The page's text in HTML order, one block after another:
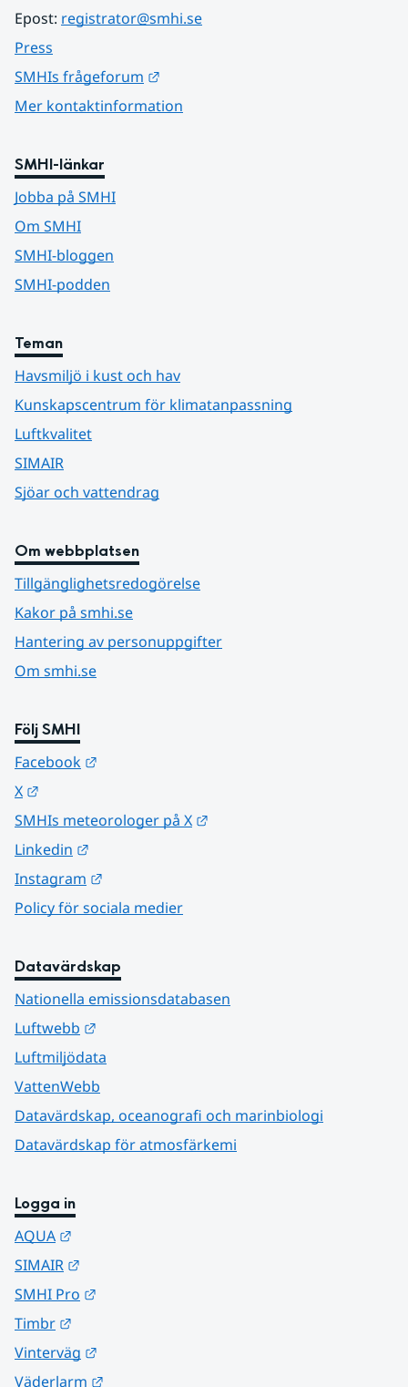
Epost: registrator@smhi.se
Press
SMHIs frågeforum
Mer kontaktinformation
SMHI-länkar
Jobba på SMHI
Om SMHI
SMHI-bloggen
SMHI-podden
Teman
Havsmiljö i kust och hav
Kunskapscentrum för klimatanpassning
Luftkvalitet
SIMAIR
Sjöar och vattendrag
Om webbplatsen
Tillgänglighetsredogörelse
Kakor på smhi.se
Hantering av personuppgifter
Om smhi.se
Följ SMHI
Facebook
X
SMHIs meteorologer på X
Linkedin
Instagram
Policy för sociala medier
Datavärdskap
Nationella emissionsdatabasen
Luftwebb
Luftmiljödata
VattenWebb
Datavärdskap, oceanografi och marinbiologi
Datavärdskap för atmosfärkemi
Logga in
AQUA
SIMAIR
SMHI Pro
Timbr
Vinterväg
Väderlarm